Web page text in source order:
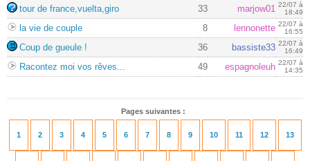
tour de france,vuelta,giro 33 marjow01 22/07 à
18:49
la vie de couple 8 lennonette 22/07 à
16:55
Coup de gueule ! 36 bassiste33 22/07 à
16:49
Racontez moi vos rêves... 49 espagnoleuh 22/07 à
14:35
Pages suivantes :
1 2 3 4 5 6 7 8 9 10 11 12 13